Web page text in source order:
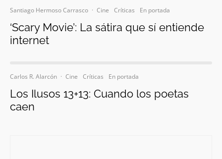
Santiago Hermoso Carrasco · Cine Críticas En portada
‘Scary Movie’: La sátira que sí entiende
internet
Carlos R. Alarcón · Cine Críticas En portada
Los Ilusos 13+13: Cuando los poetas
caen